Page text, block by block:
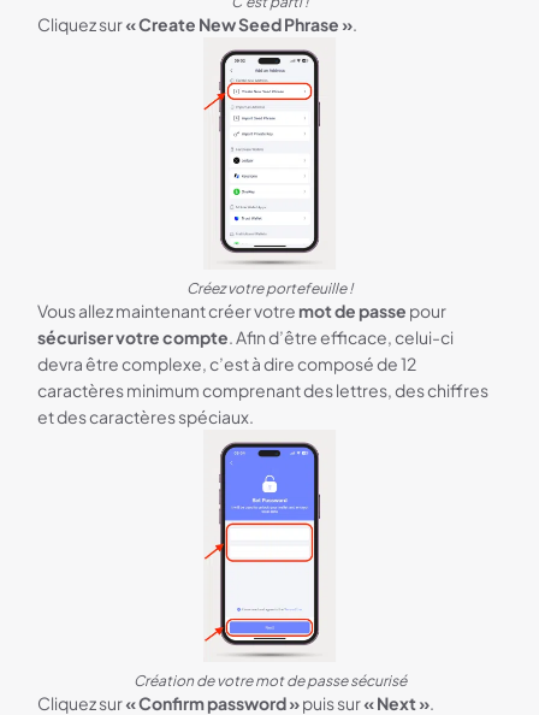
Cliquez sur« Create New Seed Phrase ».
Créez votre portefeuille !
Vous allez maintenant créer votre mot de passe pour
sécuriser votre compte. Afin d’être efficace, celui-ci
devra être complexe, c’est à dire composé de 12
caractères minimum comprenant des lettres, des chiffres
et des caractères spéciaux.
Création de votre mot de passe sécurisé
Cliquez sur« Confirm password »puis sur« Next ».